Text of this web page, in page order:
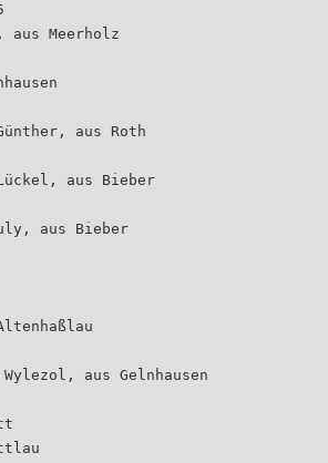
aus Meerholz
aus Roth
aus Bieber
aus Bieber
aus Gelnhausen